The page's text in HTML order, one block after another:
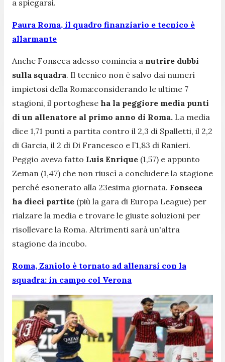
a spiegarsi.
Paura Roma, il quadro finanziario e tecnico è
allarmante
Anche Fonseca adesso comincia a nutrire dubbi
sulla squadra. Il tecnico non è salvo dai numeri
impietosi della Roma:considerando le ultime 7
stagioni, il portoghese ha la peggiore media punti
di un allenatore al primo anno di Roma. La media
dice 1,71 punti a partita contro il 2,3 di Spalletti, il 2,2
di Garcia, il 2 di Di Francesco e l’1,83 di Ranieri.
Peggio aveva fatto Luis Enrique (1,57) e appunto
Zeman (1,47) che non riuscì a concludere la stagione
perché esonerato alla 23esima giornata. Fonseca
ha dieci partite (più la gara di Europa League) per
rialzare la media e trovare le giuste soluzioni per
risollevare la Roma. Altrimenti sarà un'altra
stagione da incubo.
Roma, Zaniolo è tornato ad allenarsi con la
squadra: in campo col Verona